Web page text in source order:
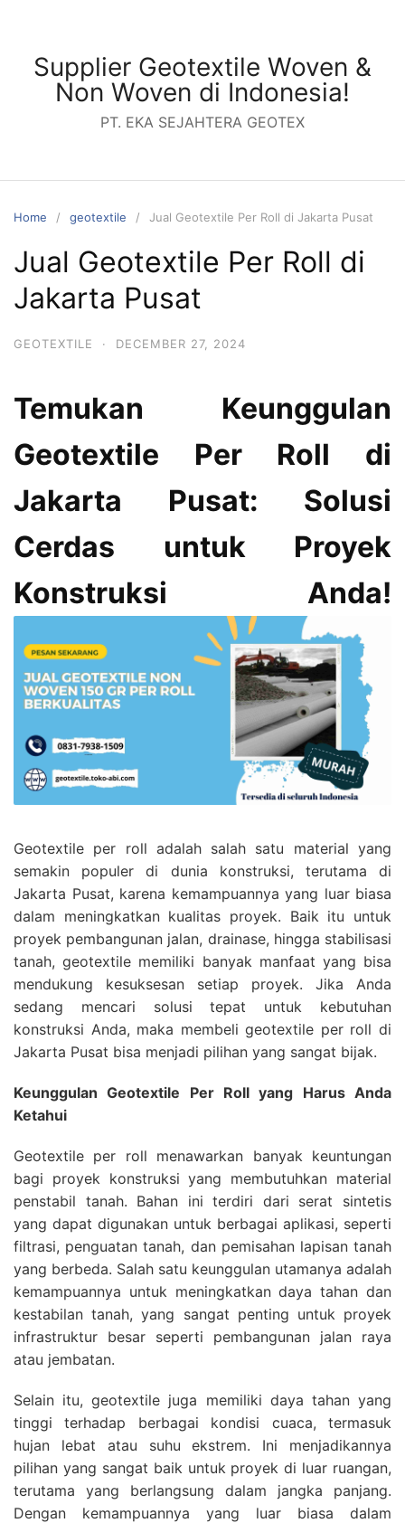
contentSupplier Geotextile Woven &
Non Woven di Indonesia!
PT. EKA SEJAHTERA GEOTEX
Home geotextile Jual Geotextile Per Roll di Jakarta Pusat
Jual Geotextile Per Roll di
Jakarta Pusat
GEOTEXTILE · DECEMBER 27, 2024
Temukan Keunggulan
Geotextile Per Roll di
Jakarta Pusat: Solusi
Cerdas untuk Proyek
Konstruksi Anda!
Geotextile per roll adalah salah satu material yang
semakin populer di dunia konstruksi, terutama di
Jakarta Pusat, karena kemampuannya yang luar biasa
dalam meningkatkan kualitas proyek. Baik itu untuk
proyek pembangunan jalan, drainase, hingga stabilisasi
tanah, geotextile memiliki banyak manfaat yang bisa
mendukung kesuksesan setiap proyek. Jika Anda
sedang mencari solusi tepat untuk kebutuhan
konstruksi Anda, maka membeli geotextile per roll di
Jakarta Pusat bisa menjadi pilihan yang sangat bijak.
Keunggulan Geotextile Per Roll yang Harus Anda
Ketahui
Geotextile per roll menawarkan banyak keuntungan
bagi proyek konstruksi yang membutuhkan material
penstabil tanah. Bahan ini terdiri dari serat sintetis
yang dapat digunakan untuk berbagai aplikasi, seperti
filtrasi, penguatan tanah, dan pemisahan lapisan tanah
yang berbeda. Salah satu keunggulan utamanya adalah
kemampuannya untuk meningkatkan daya tahan dan
kestabilan tanah, yang sangat penting untuk proyek
infrastruktur besar seperti pembangunan jalan raya
atau jembatan.
Selain itu, geotextile juga memiliki daya tahan yang
tinggi terhadap berbagai kondisi cuaca, termasuk
hujan lebat atau suhu ekstrem. Ini menjadikannya
pilihan yang sangat baik untuk proyek di luar ruangan,
terutama yang berlangsung dalam jangka panjang.
Dengan kemampuannya yang luar biasa dalam